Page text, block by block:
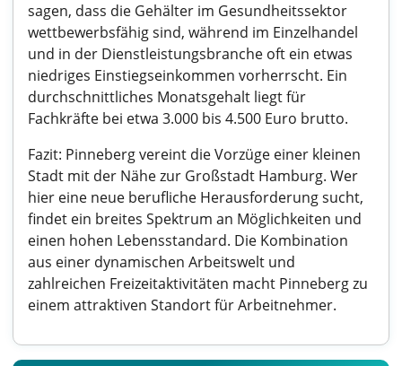
sagen, dass die Gehälter im Gesundheitssektor
wettbewerbsfähig sind, während im Einzelhandel
und in der Dienstleistungsbranche oft ein etwas
niedriges Einstiegseinkommen vorherrscht. Ein
durchschnittliches Monatsgehalt liegt für
Fachkräfte bei etwa 3.000 bis 4.500 Euro brutto.
Fazit: Pinneberg vereint die Vorzüge einer kleinen
Stadt mit der Nähe zur Großstadt Hamburg. Wer
hier eine neue berufliche Herausforderung sucht,
findet ein breites Spektrum an Möglichkeiten und
einen hohen Lebensstandard. Die Kombination
aus einer dynamischen Arbeitswelt und
zahlreichen Freizeitaktivitäten macht Pinneberg zu
einem attraktiven Standort für Arbeitnehmer.